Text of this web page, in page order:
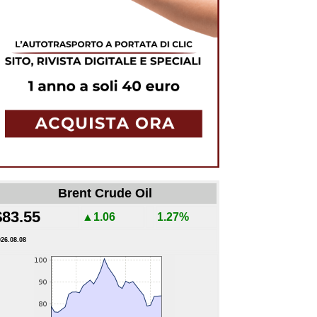
Brent Crude Oil
▲1.06 1.27%